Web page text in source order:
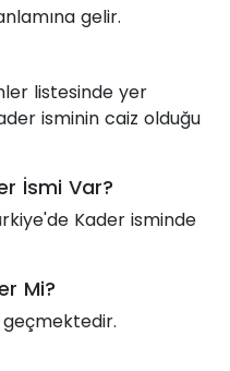
gelir.
listesinde yer
isminin caiz olduğu
İsmi Var?
Kader isminde
Mi?
geçmektedir.